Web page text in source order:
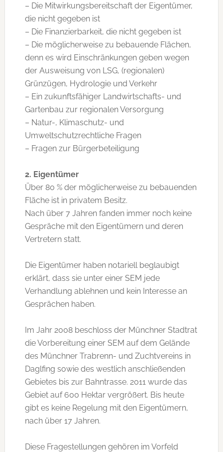
– Die Mitwirkungsbereitschaft der Eigentümer,
die nicht gegeben ist
– Die Finanzierbarkeit, die nicht gegeben ist
– Die möglicherweise zu bebauende Flächen,
denn es wird Einschränkungen geben wegen
der Ausweisung von LSG, (regionalen)
Grünzügen, Hydrologie und Verkehr
– Ein zukunftsfähiger Landwirtschafts- und
Gartenbau zur regionalen Versorgung
– Natur-, Klimaschutz- und
Umweltschutzrechtliche Fragen
– Fragen zur Bürgerbeteiligung
2. Eigentümer
Über 80 % der möglicherweise zu bebauenden
Fläche ist in privatem Besitz.
Nach über 7 Jahren fanden immer noch keine
Gespräche mit den Eigentümern und deren
Vertretern statt.
Die Eigentümer haben notariell beglaubigt
erklärt, dass sie unter einer SEM jede
Verhandlung ablehnen und kein Interesse an
Gesprächen haben.
Im Jahr 2008 beschloss der Münchner Stadtrat
die Vorbereitung einer SEM auf dem Gelände
des Münchner Trabrenn- und Zuchtvereins in
Daglfing sowie des westlich anschließenden
Gebietes bis zur Bahntrasse. 2011 wurde das
Gebiet auf 600 Hektar vergrößert. Bis heute
gibt es keine Regelung mit den Eigentümern,
nach über 17 Jahren.
Diese Fragestellungen gehören im Vorfeld